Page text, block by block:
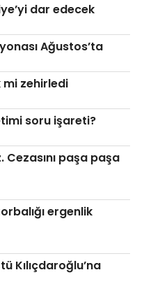
dar edecek
Ağustos’ta
mi zehirledi
soru işareti?
paşa paşa
ergenlik
Kılıçdaroğlu’na